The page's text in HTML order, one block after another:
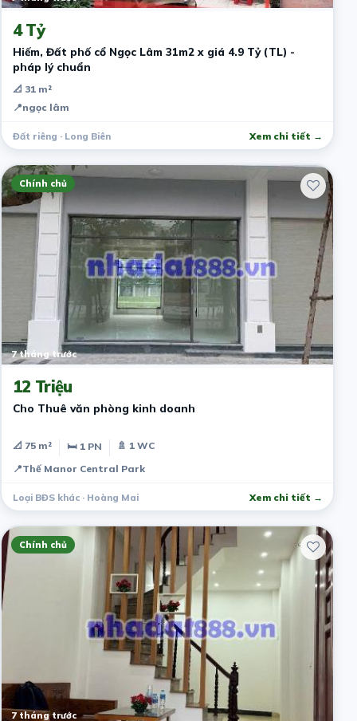
4 Tỷ
Hiếm, Đất phố cổ Ngọc Lâm 31m2 x giá 4.9 Tỷ (TL) -
pháp lý chuẩn
📐 31 m²
📍ngọc lâm
Đất riêng · Long Biên Xem chi tiết →
Chính chủ
7 tháng trước
12 Triệu
Cho Thuê văn phòng kinh doanh
📐 75 m² 🛏 1 PN
🚿 1 WC
📍Thế Manor Central Park
Loại BĐS khác · Hoàng Mai Xem chi tiết →
Chính chủ
7 tháng trước